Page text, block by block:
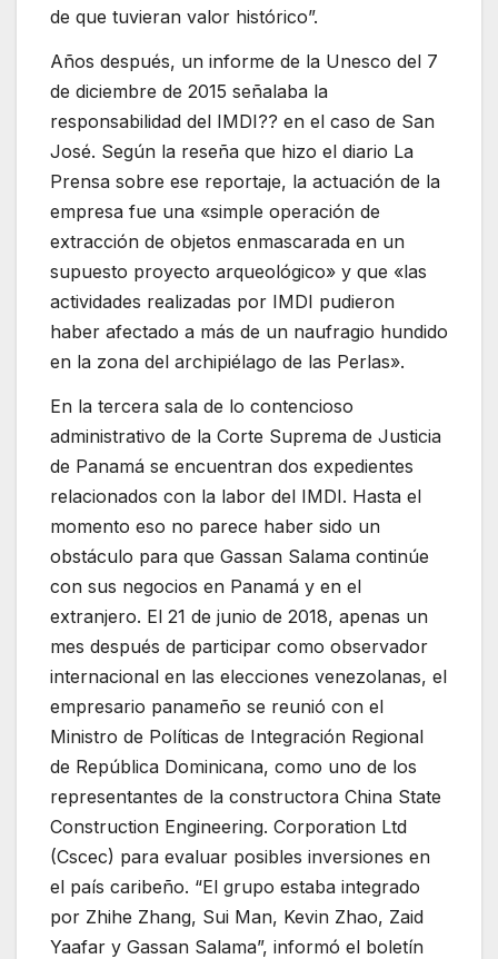
de que tuvieran valor histórico”.
Años después, un informe de la Unesco del 7
de diciembre de 2015 señalaba la
responsabilidad del IMDI?? en el caso de San
José. Según la reseña que hizo el diario La
Prensa sobre ese reportaje, la actuación de la
empresa fue una «simple operación de
extracción de objetos enmascarada en un
supuesto proyecto arqueológico» y que «las
actividades realizadas por IMDI ​​pudieron
haber afectado a más de un naufragio hundido
en la zona del archipiélago de las Perlas».
En la tercera sala de lo contencioso
administrativo de la Corte Suprema de Justicia
de Panamá se encuentran dos expedientes
relacionados con la labor del IMDI. Hasta el
momento eso no parece haber sido un
obstáculo para que Gassan Salama continúe
con sus negocios en Panamá y en el
extranjero. El 21 de junio de 2018, apenas un
mes después de participar como observador
internacional en las elecciones venezolanas, el
empresario panameño se reunió con el
Ministro de Políticas de Integración Regional
de República Dominicana, como uno de los
representantes de la constructora China State
Construction Engineering. Corporation Ltd
(Cscec) para evaluar posibles inversiones en
el país caribeño. “El grupo estaba integrado
por Zhihe Zhang, Sui Man, Kevin Zhao, Zaid
Yaafar y Gassan Salama”, informó el boletín